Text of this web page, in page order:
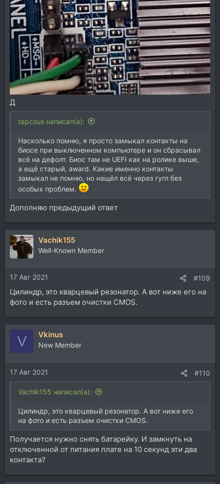
Д
tapcous написал(а):
Насколько помню, я просто замыкал контакты на
биосе при выключенном компьютере и он сбрасывал
всё на дефолт. Биос там не UEFI как на ролике выше,
а ещё старый, award. Какие именно контакты
замыкал не помню, но нащёл всё через гугл без
особых проблем.
Дополняю предыдущий ответ
Vachik155
Well-Known Member
17 Авг 2021 #109
Цилиндр, это кварцевый резонатор. А вот ниже его на
фото и есть разъем очистки CMOS.
V Vkinus
New Member
17 Авг 2021 #110
Vachik155 написал(а):
Цилиндр, это кварцевый резонатор. А вот ниже его
на фото и есть разъем очистки CMOS.
Получается нужно снять батарейку. И замкнуть на
отключенной от питания плате на 10 секунд эти два
контакта?